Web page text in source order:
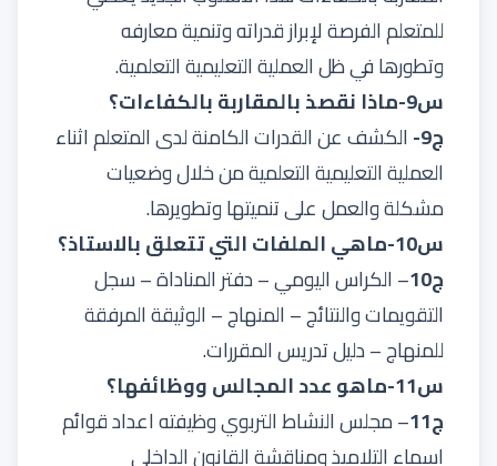
للمتعلم الفرصة لإبراز قدراته وتنمية معارفه
وتطورها في ظل العملية التعليمية التعلمية.
س9-ماذا نقصذ بالمقاربة بالكفاءات؟
ج9-
الكشف عن القدرات الكامنة لدى المتعلم اثناء
العملية التعليمية التعلمية من خلال وضعيات
مشكلة والعمل على تنميتها وتطويرها.
س10-ماهي الملفات التي تتعلق بالاستاذ؟
ج10
– الكراس اليومي – دفتر المناداة – سجل
التقويمات والنتائج – المنهاج – الوثيقة المرفقة
للمنهاج – دليل تدريس المقررات.
س11-ماهو عدد المجالس ووظائفها؟
ج11
– مجلس النشاط التربوي وظيفته اعداد قوائم
اسماء التلاميذ ومناقشة القانون الداخلي